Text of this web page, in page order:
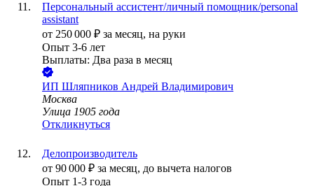
Персональный ассистент/личный помощник/personal
assistant
от 250 000 ₽ за месяц, на руки
Опыт 3-6 лет
Выплаты: Два раза в месяц
ИП Шляпников Андрей Владимирович
Москва
Улица 1905 года
Откликнуться
Делопроизводитель
от 90 000 ₽ за месяц, до вычета налогов
Опыт 1-3 года